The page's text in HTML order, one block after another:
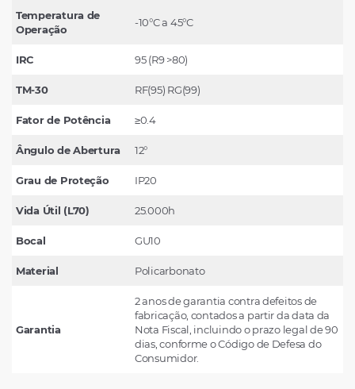
Temperatura de
Operação
-10°C a 45°C
IRC 95 (R9 >80)
TM-30 RF(95) RG(99)
Fator de Potência ≥0.4
Ângulo de Abertura 12°
Grau de Proteção IP20
Vida Útil (L70) 25.000h
Bocal GU10
Material Policarbonato
Garantia
2 anos de garantia contra defeitos de
fabricação, contados a partir da data da
Nota Fiscal, incluindo o prazo legal de 90
dias, conforme o Código de Defesa do
Consumidor.